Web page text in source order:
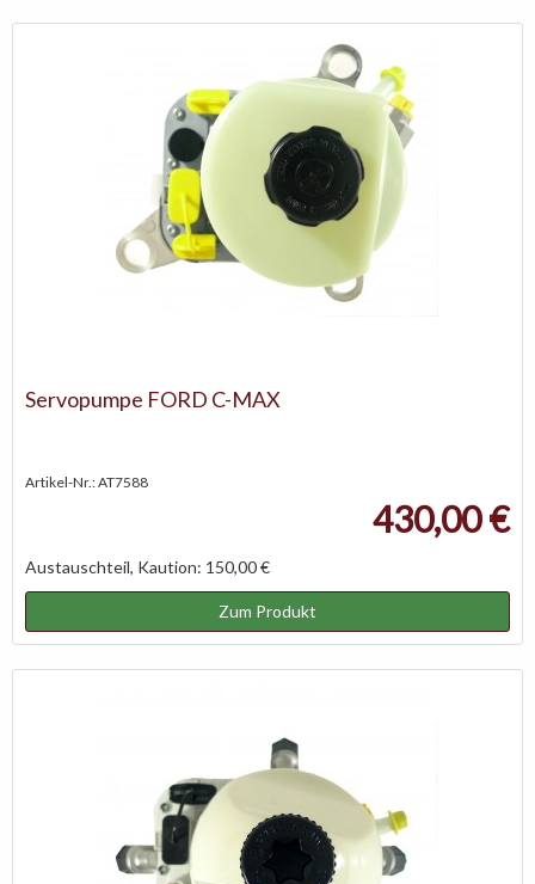
Servopumpe FORD C-MAX
Artikel-Nr.: AT7588
430,00 €
Austauschteil, Kaution: 150,00 €
Zum Produkt